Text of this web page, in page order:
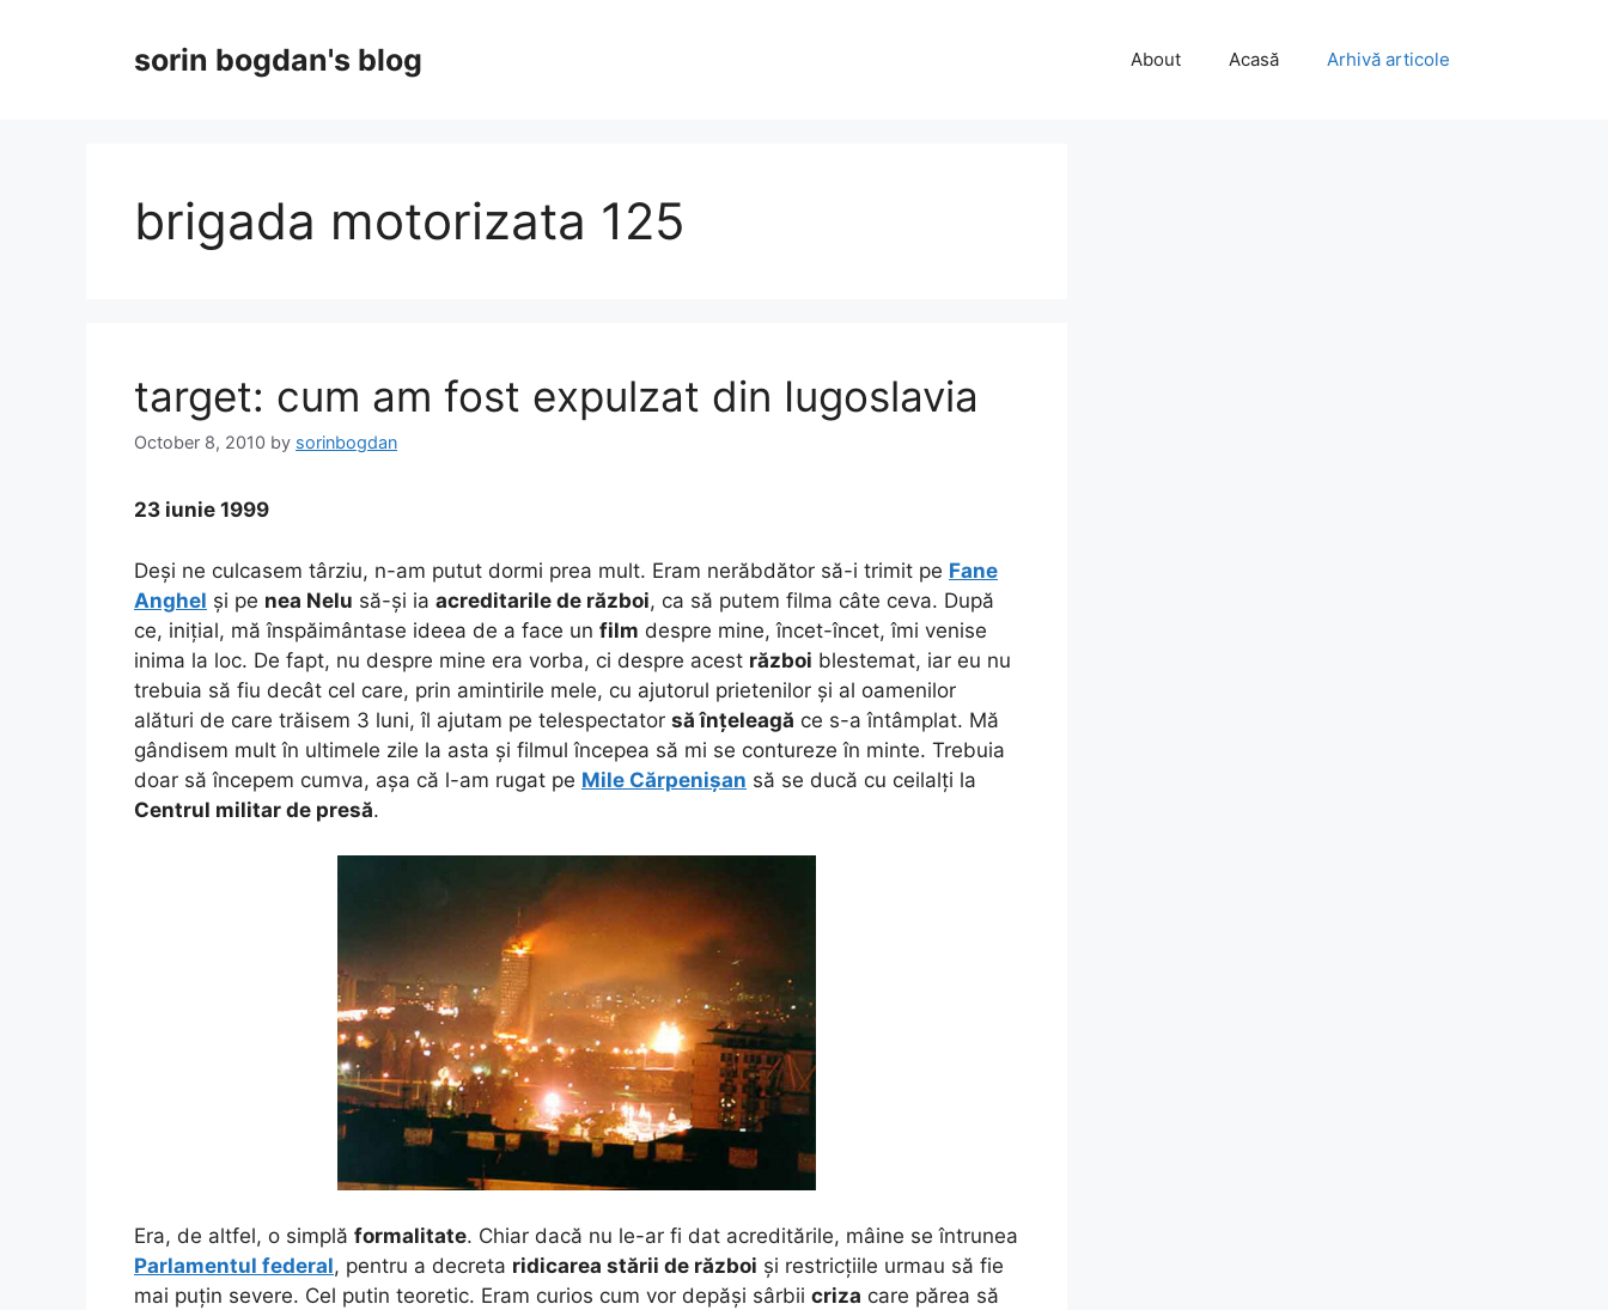
sorin bogdan's blog About Acasă Arhivă articole
brigada motorizata 125
target: cum am fost expulzat din Iugoslavia
October 8, 2010 by sorinbogdan
23 iunie 1999
Deși ne culcasem târziu, n-am putut dormi prea mult. Eram nerăbdător să-i trimit pe Fane
Anghel și pe nea Nelu să-și ia acreditarile de război, ca să putem filma câte ceva. După
ce, inițial, mă înspăimântase ideea de a face un film despre mine, încet-încet, îmi venise
inima la loc. De fapt, nu despre mine era vorba, ci despre acest război blestemat, iar eu nu
trebuia să fiu decât cel care, prin amintirile mele, cu ajutorul prietenilor și al oamenilor
alături de care trăisem 3 luni, îl ajutam pe telespectator să înțeleagă ce s-a întâmplat. Mă
gândisem mult în ultimele zile la asta și filmul începea să mi se contureze în minte. Trebuia
doar să începem cumva, așa că l-am rugat pe Mile Cărpenișan să se ducă cu ceilalți la
Centrul militar de presă.
Era, de altfel, o simplă formalitate. Chiar dacă nu le-ar fi dat acreditările, mâine se întrunea
Parlamentul federal, pentru a decreta ridicarea stării de război și restricțiile urmau să fie
mai puțin severe. Cel putin teoretic. Eram curios cum vor depăși sârbii criza care părea să